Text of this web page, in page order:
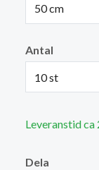
50 cm
Antal
10 st
Leveranstid ca
Dela